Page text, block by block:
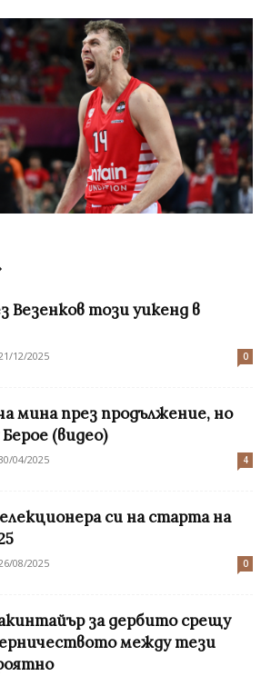
Везенков този уикенд в
12/2025 0
мина през продължение, но
(видео)
04/2025 4
си на старта на
08/2025 0
за дербито срещу
между тези